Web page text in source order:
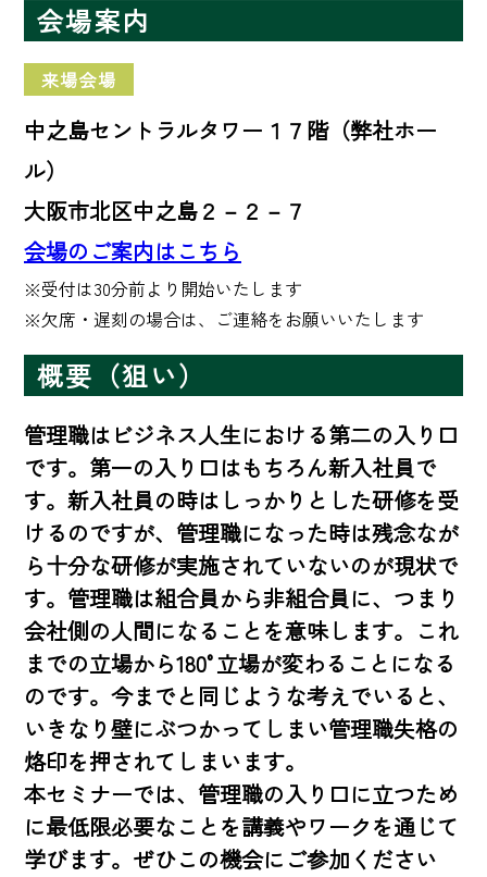
会場案内
来場会場
中之島セントラルタワー１７階（弊社ホー
ル）
大阪市北区中之島２－２－７
会場のご案内はこちら
※受付は30分前より開始いたします
※欠席・遅刻の場合は、ご連絡をお願いいたします
概要（狙い）
管理職はビジネス人生における第二の入り口
です。第一の入り口はもちろん新入社員で
す。新入社員の時はしっかりとした研修を受
けるのですが、管理職になった時は残念なが
ら十分な研修が実施されていないのが現状で
す。管理職は組合員から非組合員に、つまり
会社側の人間になることを意味します。これ
までの立場から180°立場が変わることになる
のです。今までと同じような考えでいると、
いきなり壁にぶつかってしまい管理職失格の
烙印を押されてしまいます。
本セミナーでは、管理職の入り口に立つため
に最低限必要なことを講義やワークを通じて
学びます。ぜひこの機会にご参加ください